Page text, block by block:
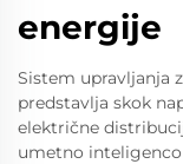
energije
Sistem upravljanja
predstavlja skok
električne
umetno